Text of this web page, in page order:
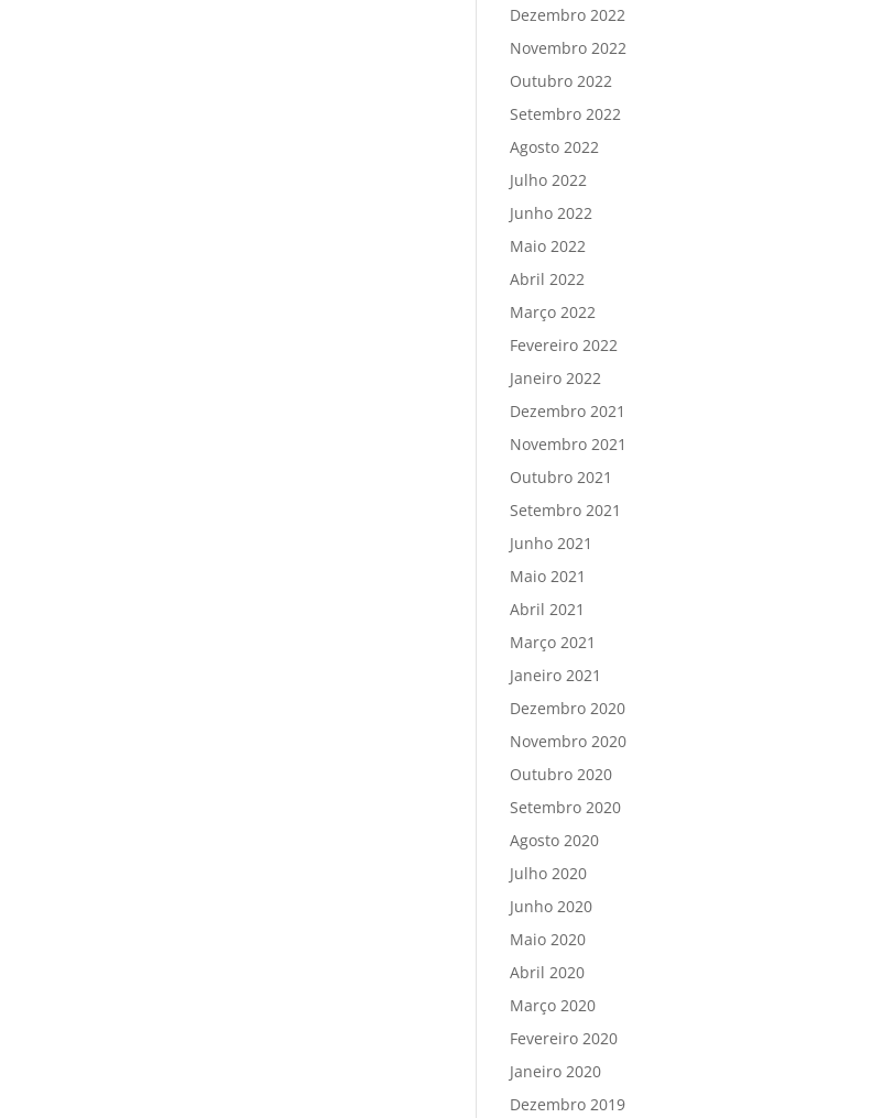
Dezembro 2022
Novembro 2022
Outubro 2022
Setembro 2022
Agosto 2022
Julho 2022
Junho 2022
Maio 2022
Abril 2022
Março 2022
Fevereiro 2022
Janeiro 2022
Dezembro 2021
Novembro 2021
Outubro 2021
Setembro 2021
Junho 2021
Maio 2021
Abril 2021
Março 2021
Janeiro 2021
Dezembro 2020
Novembro 2020
Outubro 2020
Setembro 2020
Agosto 2020
Julho 2020
Junho 2020
Maio 2020
Abril 2020
Março 2020
Fevereiro 2020
Janeiro 2020
Dezembro 2019